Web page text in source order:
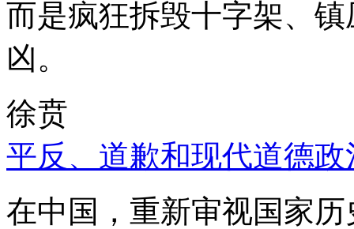
而是疯狂拆毁十字架、
凶。
徐贲
平反、道歉和现代道德政
在中国，重新审视国家